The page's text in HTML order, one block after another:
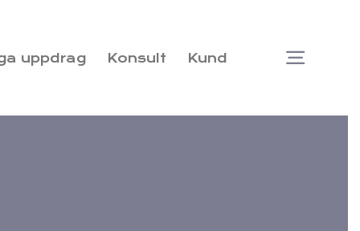
uppdrag Konsult Kund